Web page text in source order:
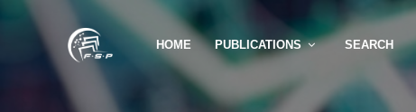
HOME PUBLICATIONS SEARCH